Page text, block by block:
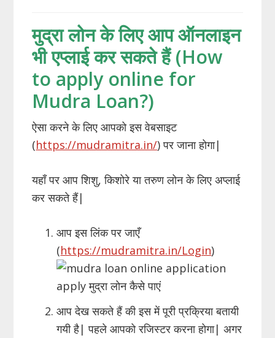
मुद्रा लोन के लिए आप ऑनलाइन
भी एप्लाई कर सकते हैं (How
to apply online for
Mudra Loan?)
ऐसा करने के लिए आपको इस वेबसाइट
(https://mudramitra.in/) पर जाना होगा|
यहाँ पर आप शिशु, किशोरे या तरुण लोन के लिए अप्लाई
कर सकते हैं|
आप इस लिंक पर जाएँ
(https://mudramitra.in/Login)
आप देख सकते हैं की इस में पूरी प्रक्रिया बतायी
गयी है| पहले आपको रजिस्टर करना होगा| अगर